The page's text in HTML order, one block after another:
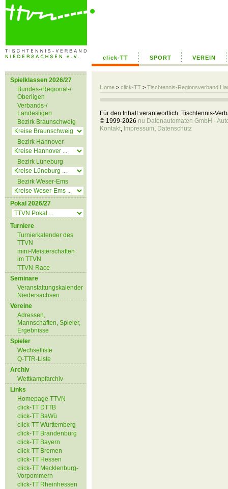
click-TT SPORT VEREIN
Home > click-TT > Tischtennis-Regionsverband
Spielklassen 2026/27
Bundes-/Regional-/
Oberligen
Verbands-/
Landesligen
Bezirk Braunschweig
Bezirk Hannover
Bezirk Lüneburg
Bezirk Weser-Ems
Pokal 2026/27
Turniere
Turnierkalender des
TTVN
mini-Meisterschaften
im TTVN
TTVN-Race
Seminare
Veranstaltungskalender
Niedersachsen
Vereine
Adressen,
Mannschaften, Spieler,
Ergebnisse
Spieler
Wechselliste
Q-TTR-Liste
Archiv
Wettkampfarchiv
Links
Homepage TTVN
click-TT DTTB
click-TT BaWü
click-TT Württemberg
click-TT Brandenburg
click-TT Bayern
click-TT Bremen
click-TT Hessen
click-TT Mecklenburg-
Vorpommern
click-TT Rheinhessen
Für den Inhalt verantwortlich: Tischtennis-
© 1999-2026 nu Datenautomaten GmbH -
Kontakt, Impressum, Datenschutz